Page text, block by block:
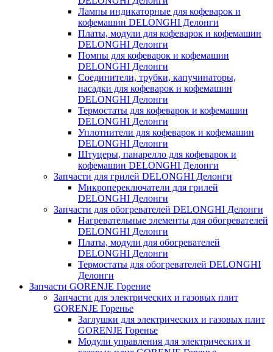
Лампы индикаторные для кофеварок и
кофемашин DELONGHI Делонги
Платы, модули для кофеварок и кофемашин
DELONGHI Делонги
Помпы для кофеварок и кофемашин
DELONGHI Делонги
Соединители, трубки, капучинаторы,
насадки для кофеварок и кофемашин
DELONGHI Делонги
Термостаты для кофеварок и кофемашин
DELONGHI Делонги
Уплотнители для кофеварок и кофемашин
DELONGHI Делонги
Штуцеры, панарелло для кофеварок и
кофемашин DELONGHI Делонги
Запчасти для грилей DELONGHI Делонги
Микропереключатели для грилей
DELONGHI Делонги
Запчасти для обогревателей DELONGHI Делонги
Нагревательные элементы для обогревателей
DELONGHI Делонги
Платы, модули для обогревателей
DELONGHI Делонги
Термостаты для обогревателей DELONGHI
Делонги
Запчасти GORENJE Горение
Запчасти для электрических и газовых плит
GORENJE Горенье
Заглушки для электрических и газовых плит
GORENJE Горенье
Модули управления для электрических и